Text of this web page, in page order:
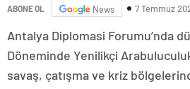
ABONE OL News 7 Temmuz
Antalya Diplomasi Forumu’nda
Döneminde Yenilikçi
savaş, çatışma ve kriz